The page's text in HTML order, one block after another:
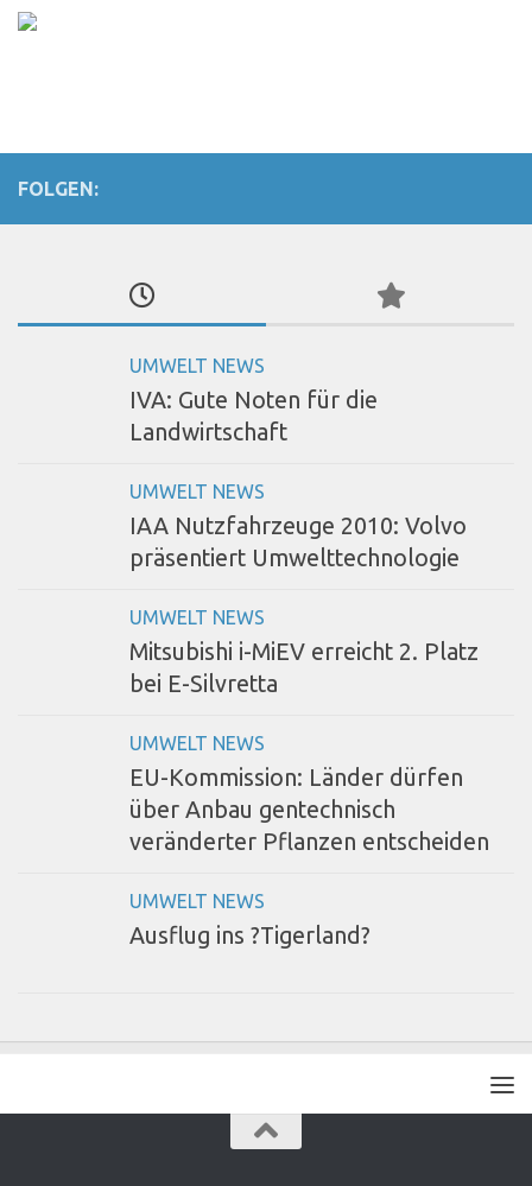
FOLGEN:
UMWELT NEWS
IVA: Gute Noten für die
Landwirtschaft
UMWELT NEWS
IAA Nutzfahrzeuge 2010: Volvo
präsentiert Umwelttechnologie
UMWELT NEWS
Mitsubishi i-MiEV erreicht 2. Platz
bei E-Silvretta
UMWELT NEWS
EU-Kommission: Länder dürfen
über Anbau gentechnisch
veränderter Pflanzen entscheiden
UMWELT NEWS
Ausflug ins ?Tigerland?